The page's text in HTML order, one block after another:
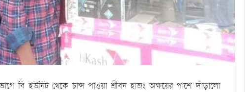
বি ইউনিট থেকে চান্স পাওয়া শ্রীবন হাজং অক্ষয়ের পাশে দাঁড়ালো